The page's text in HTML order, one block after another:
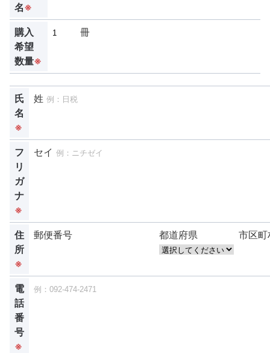
名※
購入
希望
数量※
冊
氏
名
※
姓
フ
リ
ガ
ナ
※
セイ
住
所
※
郵便番号 都道府県 市区町
電
話
番
号
※